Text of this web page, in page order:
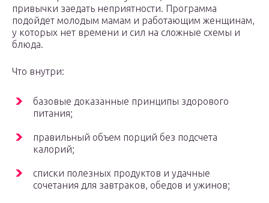
привычки заедать неприятности. Программа
подойдет молодым мамам и работающим женщинам,
у которых нет времени и сил на сложные схемы и
блюда.
Что внутри:
базовые доказанные принципы здорового
питания;
правильный объем порций без подсчета
калорий;
списки полезных продуктов и удачные
сочетания для завтраков, обедов и ужинов;